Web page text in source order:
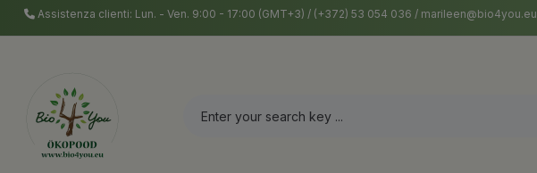
Assistenza clienti: Lun. - Ven. 9:00 - 17:00 (GMT+3) / (+372) 53 054 036 / marileen@bio4you.eu